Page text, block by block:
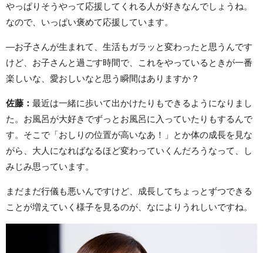
やっぱりそうやって応援してくれる人が好きなんでしょうね。
なので、いっぱい褒めて応援しています。
—お子さんが生まれて、生活もガラッと変わったと思うんです
けど、お子さんと過ごす時間で、これをやっているときが一番
楽しいな、愛おしいなと思う瞬間はありますか？
佐藤： 最近は一緒に歩いて出かけたりもできるようになりまし
た。お風呂が大好きでずっとお風呂に入っていたりもするんで
す。そこで「おしりの位置が高いなあ！」とか体の成長を見な
がら、大人になればなるほど変わっていくんだろうなって、し
みじみ思っています。
まだまだ行儀も悪いんですけど、成長してちょっとずつできる
ことが増えていく様子を見るのが、なによりうれしいですね。